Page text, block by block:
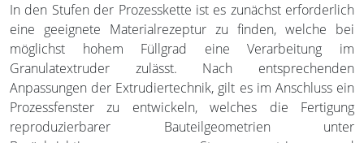
In den Stufen der Prozesskette ist es zunächst erforderlich
eine geeignete Materialrezeptur zu finden, welche bei
möglichst hohem Füllgrad eine Verarbeitung im
Granulatextruder zulässt. Nach entsprechenden
Anpassungen der Extrudiertechnik, gilt es im Anschluss ein
Prozessfenster zu entwickeln, welches die Fertigung
reproduzierbarer Bauteilgeometrien unter